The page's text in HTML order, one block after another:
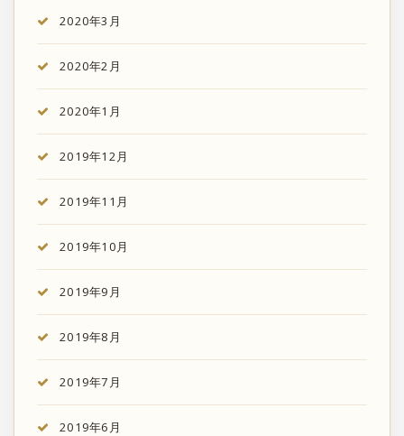
2020年3月
2020年2月
2020年1月
2019年12月
2019年11月
2019年10月
2019年9月
2019年8月
2019年7月
2019年6月